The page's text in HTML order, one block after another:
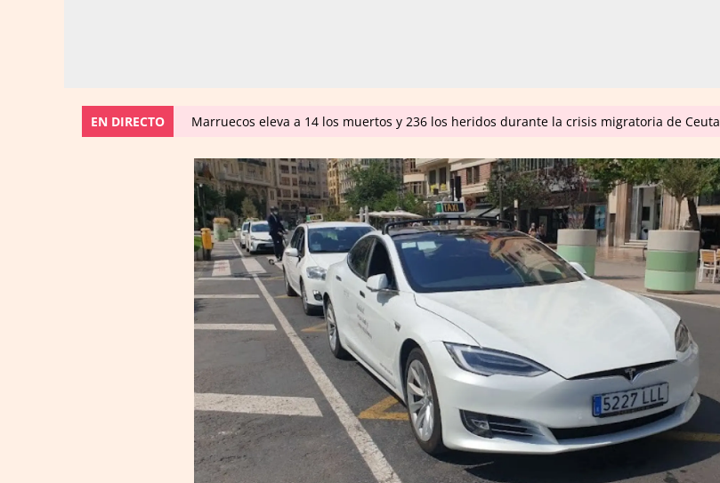
EN DIRECTO Marruecos eleva a 14 los muertos y 236 los heridos durante la crisis migratoria de Ceuta